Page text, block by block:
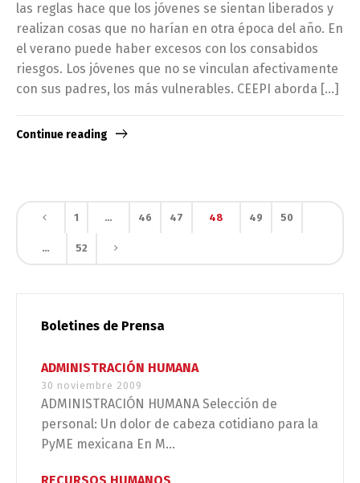
las reglas hace que los jóvenes se sientan liberados y
realizan cosas que no harían en otra época del año. En
el verano puede haber excesos con los consabidos
riesgos. Los jóvenes que no se vinculan afectivamente
con sus padres, los más vulnerables. CEEPI aborda […]
Continue reading
1 … 46 47 48 49 50
… 52
Boletines de Prensa
ADMINISTRACIÓN HUMANA
30 noviembre 2009
ADMINISTRACIÓN HUMANA Selección de
personal: Un dolor de cabeza cotidiano para la
PyME mexicana En M...